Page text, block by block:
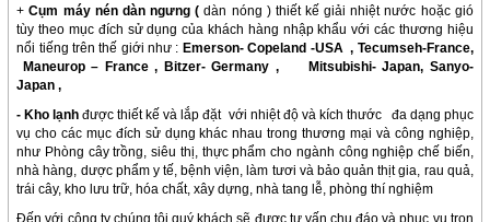
+Cụm máy nén dàn ngưng ( dàn nóng ) thiết kế giải nhiệt nước hoặc gió
tùy theo mục đích sử dụng của khách hàng nhập khẩu với các thương hiệu
nổi tiếng trên thế giới như : Emerson- Copeland -USA , Tecumseh-France,
Maneurop – France, Bitzer- Germany , Mitsubishi- Japan, Sanyo-
Japan ,
- Kho lạnh được thiết kế và lắp đặt với nhiệt độ và kích thước đa dạng phục
vụ cho các mục đích sử dụng khác nhau trong thương mại và công nghiệp,
như Phòng cây trồng, siêu thị, thực phẩm cho ngành công nghiệp chế biến,
nhà hàng, dược phẩm y tế, bệnh viện, làm tươi và bảo quản thịt gia, rau quả,
trái cây, kho lưu trữ, hóa chất, xây dựng, nhà tang lễ, phòng thí nghiệm